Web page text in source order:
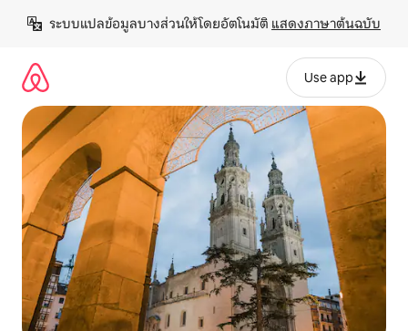
เนื้อหา
ระบบแปลข้อมูลบางส่วนให้โดยอัตโนมัติ แสดงภาษาต้นฉบับ
Use app